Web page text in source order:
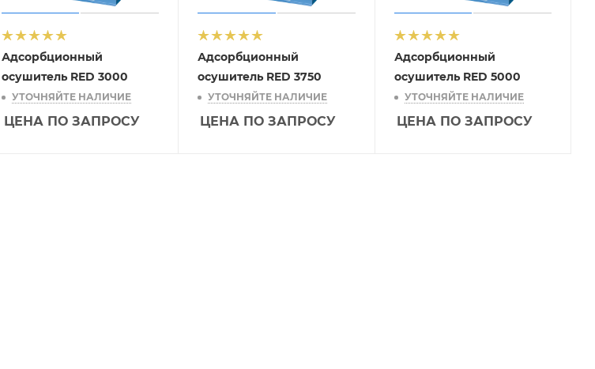
Адсорбционный
осушитель RED 3000
УТОЧНЯЙТЕ НАЛИЧИЕ
ЦЕНА ПО ЗАПРОСУ
Адсорбционный
осушитель RED 3750
УТОЧНЯЙТЕ НАЛИЧИЕ
ЦЕНА ПО ЗАПРОСУ
Адсорбционный
осушитель RED 5000
УТОЧНЯЙТЕ НАЛИЧИЕ
ЦЕНА ПО ЗАПРОСУ